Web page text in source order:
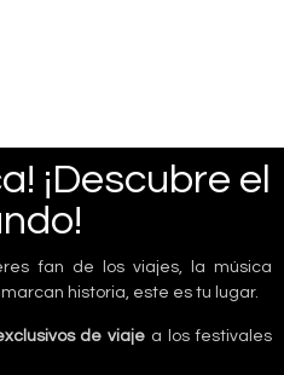
¡Descubre el
fan de los viajes, la música
historia, este es tu lugar.
de viaje a los festivales